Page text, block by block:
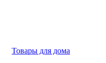
Товары для дома